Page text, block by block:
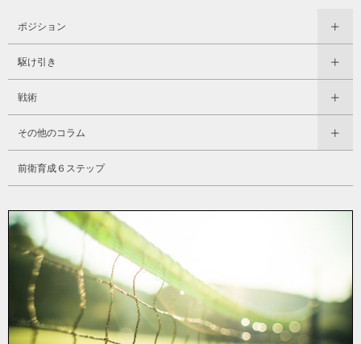
ポジション
駆け引き
戦術
その他のコラム
前衛育成６ステップ